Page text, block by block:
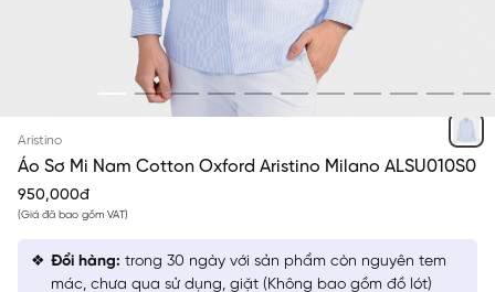
Aristino
Áo Sơ Mi Nam Cotton Oxford Aristino Milano ALSU010S0
950,000đ
(Giá đã bao gồm VAT)
Đổi hàng: trong 30 ngày với sản phẩm còn nguyên tem
mác, chưa qua sử dụng, giặt (Không bao gồm đồ lót)